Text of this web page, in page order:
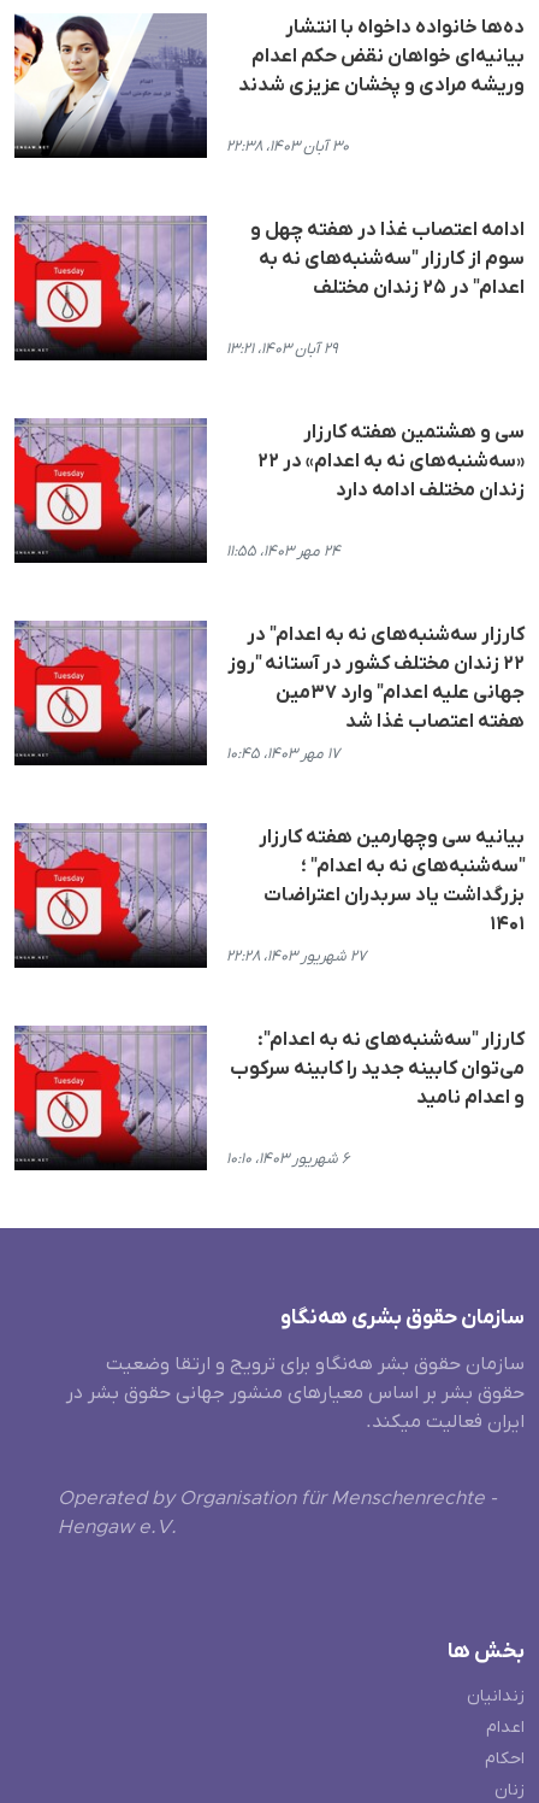
ده‌ها خانواده داخواه با انتشار
بیانیه‌ای خواهان نقض حکم اعدام
وریشه مرادی و پخشان عزیزی شدند
۳۰ آبان ۱۴۰۳، ۲۲:۳۸
ادامه اعتصاب غذا در هفته چهل و
سوم از کارزار "سه‌شنبه‌های نه به
اعدام" در ۲۵ زندان مختلف
۲۹ آبان ۱۴۰۳، ۱۳:۲۱
سی و هشتمین هفته کارزار
«سه‌شنبه‌های نه به اعدام» در ۲۲
زندان مختلف ادامه دارد
۲۴ مهر ۱۴۰۳، ۱۱:۵۵
کارزار سه‌شنبه‌های نه به اعدام" در
۲۲ زندان مختلف کشور در آستانه "روز
جهانی علیه اعدام" وارد ۳۷مین
هفته اعتصاب غذا شد
۱۷ مهر ۱۴۰۳، ۱۰:۴۵
بیانیه سی وچهارمین هفته کارزار
"سه‌شنبه‌های نه به اعدام" ؛
بزرگداشت یاد سربدران اعتراضات
۱۴۰۱
۲۷ شهریور ۱۴۰۳، ۲۲:۲۸
کارزار "سه‌شنبه‌های نه به اعدام":
می‌توان کابینه جدید را کابینه سرکوب
و اعدام نامید
۶ شهریور ۱۴۰۳، ۱۰:۱۰
سازمان حقوق بشری هەنگاو
سازمان حقوق بشر هه‌نگاو برای ترویج و ارتقا وضعیت
حقوق بشر بر اساس معیارهای منشور جهانی حقوق بشر در
ایران فعالیت میکند.
Operated by Organisation für Menschenrechte -
Hengaw e.V.
بخش ها
زندانیان
اعدام
احکام
زنان